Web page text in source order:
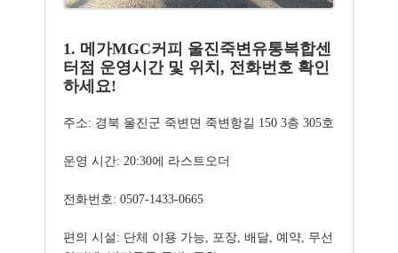
1. 메가MGC커피 울진죽변유통복합센
터점 운영시간 및 위치, 전화번호 확인
하세요!
주소: 경북 울진군 죽변면 죽변항길 150 3층 305호
운영 시간: 20:30에 라스트오더
전화번호: 0507-1433-0665
편의 시설: 단체 이용 가능, 포장, 배달, 예약, 무선